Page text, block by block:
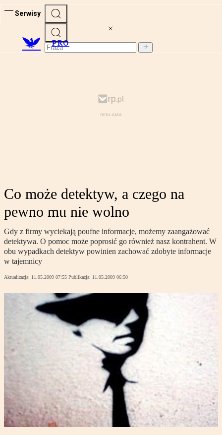
Serwisy
PRO
Co może detektyw, a czego na
pewno mu nie wolno
Gdy z firmy wyciekają poufne informacje, możemy zaangażować
detektywa. O pomoc może poprosić go również nasz kontrahent. W
obu wypadkach detektyw powinien zachować zdobyte informacje
w tajemnicy
Aktualizacja: 11.05.2009 07:55 Publikacja: 11.05.2009 06:50